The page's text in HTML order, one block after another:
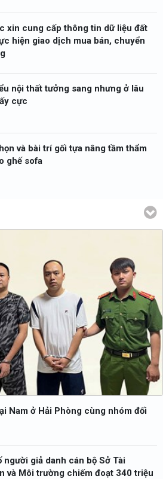
xin cung cấp thông tin dữ liệu đất
hiện giao dịch mua bán, chuyển
nội thất tưởng sang nhưng ở lâu
cực
và bài trí gối tựa nâng tầm thẩm
ghế sofa
Nam ở Hải Phòng cùng nhóm đối
người giả danh cán bộ Sở Tài
và Môi trường chiếm đoạt 340 triệu